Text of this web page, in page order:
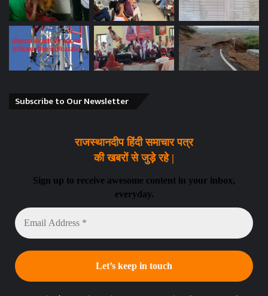
Subscribe to Our Newsletter
राजस्थानदीप हिंदी समाचार पत्र
की खबरों से जुड़े रहे |
Sign up to receive awesome content in your inbox,
everyday.
Email
Address
*